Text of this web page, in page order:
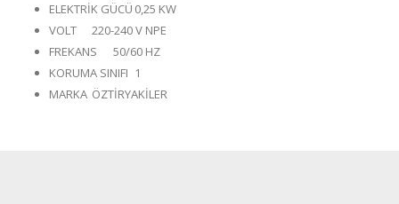
ELEKTRİK GÜCÜ 0,25 KW
VOLT
220-240 V NPE
FREKANS
50/60 HZ
KORUMA SINIFI 1
MARKA ÖZTİRYAKİLER